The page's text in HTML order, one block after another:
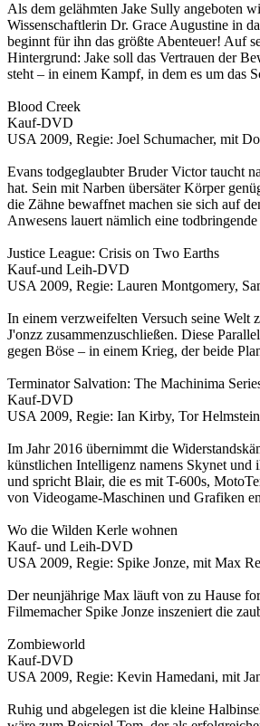
Als dem gelähmten Jake Sully angeboten
Wissenschaftlerin Dr. Grace Augustine in
beginnt für ihn das größte Abenteuer! Auf
Hintergrund: Jake soll das Vertrauen der
steht – in einem Kampf, in dem es um das
Blood Creek
Kauf-DVD
USA 2009, Regie: Joel Schumacher, mit
Evans todgeglaubter Bruder Victor taucht
hat. Sein mit Narben übersäter Körper
die Zähne bewaffnet machen sie sich auf
Anwesens lauert nämlich eine
Justice League: Crisis on Two Earths
Kauf-und Leih-DVD
USA 2009, Regie: Lauren Montgomery,
In einem verzweifelten Versuch seine Welt
J'onzz zusammenzuschließen. Diese
gegen Böse – in einem Krieg, der beide
Terminator Salvation: The Machinima
Kauf-DVD
USA 2009, Regie: Ian Kirby, Tor Helmstein
Im Jahr 2016 übernimmt die
künstlichen Intelligenz namens Skynet
und spricht Blair, die es mit T-600s,
von Videogame-Maschinen und Grafiken
Wo die Wilden Kerle wohnen
Kauf- und Leih-DVD
USA 2009, Regie: Spike Jonze, mit Max
Der neunjährige Max läuft von zu Hause
Filmemacher Spike Jonze inszeniert die
Zombieworld
Kauf-DVD
USA 2009, Regie: Kevin Hamedani, mit
Ruhig und abgelegen ist die kleine